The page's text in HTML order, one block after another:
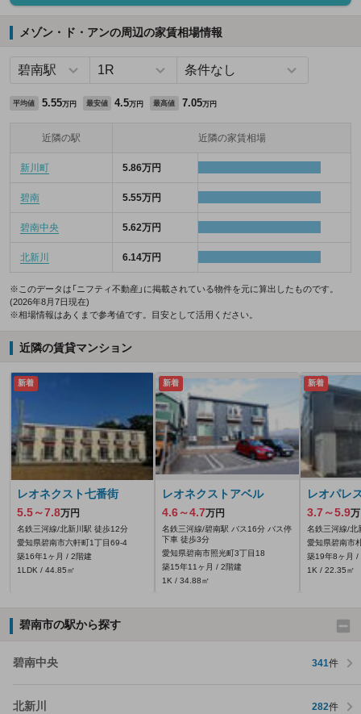
メゾン・ド・アンの周辺の家賃相場情報
平均値 5.55万円 最安値 4.5万円 最高値 7.05万円
近隣の駅 近隣の家賃相場
新川町 5.86万円
碧南 5.55万円
碧南中央 5.62万円
北新川 6.14万円
※このデータは「ニフティ不動産」に掲載されている物件を元に算出したものです。
(2026年8月7日現在)
※相場情報はあくまで参考値です。目安として活用ください。
近隣の賃貸マンション
新着
レオネクスト七番街
5.5～7.8万円
名鉄三河線/北新川駅 徒歩12分
愛知県碧南市六軒町1丁目69‐4
築16年1ヶ月 / 2階建
1LDK / 44.85㎡
新着
レオネクストアベル
4.6～4.7万円
名鉄三河線/碧南駅 バス16分 バス停
下車 徒歩3分
愛知県碧南市照光町3丁目18
築15年11ヶ月 / 2階建
1K / 34.88㎡
新着
レオパレ
3.7～5.9
名鉄三河線/北
愛知県碧南市
築19年8ヶ月 /
1K / 22.35㎡
碧南市の駅から探す
碧南中央 341件
北新川 282件